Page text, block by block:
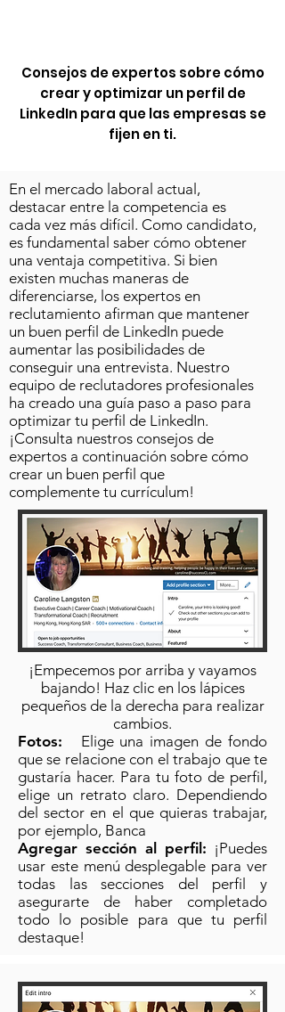
Consejos de expertos sobre cómo
crear y optimizar un perfil de
LinkedIn para que las empresas se
fijen en ti.
En el mercado laboral actual,
destacar entre la competencia es
cada vez más difícil. Como candidato,
es fundamental saber cómo obtener
una ventaja competitiva. Si bien
existen muchas maneras de
diferenciarse, los expertos en
reclutamiento afirman que mantener
un buen perfil de LinkedIn puede
aumentar las posibilidades de
conseguir una entrevista. Nuestro
equipo de reclutadores profesionales
ha creado una guía paso a paso para
optimizar tu perfil de LinkedIn.
¡Consulta nuestros consejos de
expertos a continuación sobre cómo
crear un buen perfil que
complemente tu currículum!
¡Empecemos por arriba y vayamos
bajando! Haz clic en los lápices
pequeños de la derecha para realizar
cambios.
Fotos:
Elige una imagen de fondo
que se relacione con el trabajo que te
gustaría hacer. Para tu foto de perfil,
elige un retrato claro. Dependiendo
del sector en el que quieras trabajar,
por ejemplo, Banca
Agregar sección al perfil: ¡Puedes
usar este menú desplegable para ver
todas las secciones del perfil y
asegurarte de haber completado
todo lo posible para que tu perfil
destaque!